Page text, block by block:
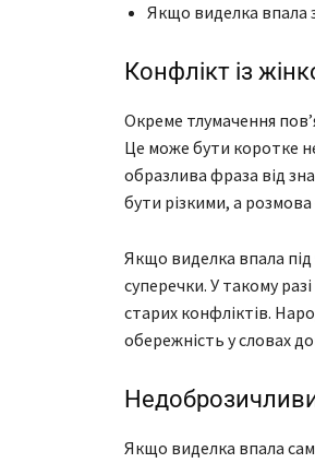
Якщо виделка впала
Конфлікт із
Окреме тлумачення
Це може бути коротке
образлива фраза від
бути різкими, а
Якщо виделка впала під
суперечки. У такому
старих конфліктів.
обережність у словах
Якщо виделка впала